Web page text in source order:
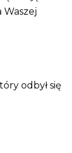
Waszej
odbył się